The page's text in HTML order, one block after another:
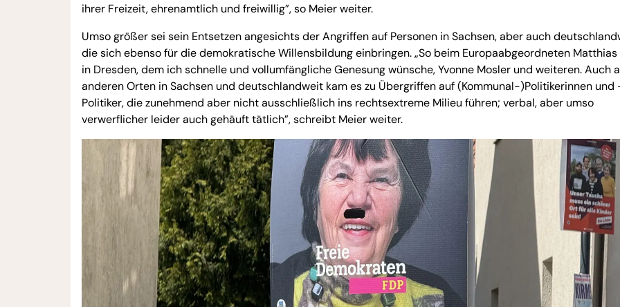
ihrer Freizeit, ehrenamtlich und freiwillig”, so Meier weiter.
Umso größer sei sein Entsetzen angesichts der Angriffen auf Personen in Sachsen, aber auch
die sich ebenso für die demokratische Willensbildung einbringen. „So beim Europaabgeordneten Matthias
in Dresden, dem ich schnelle und vollumfängliche Genesung wünsche, Yvonne Mosler und weiteren. Auch
anderen Orten in Sachsen und deutschlandweit kam es zu Übergriffen auf (Kommunal-)Politikerinnen und
Politiker, die zunehmend aber nicht ausschließlich ins rechtsextreme Milieu führen; verbal, aber umso
verwerflicher leider auch gehäuft tätlich”, schreibt Meier weiter.